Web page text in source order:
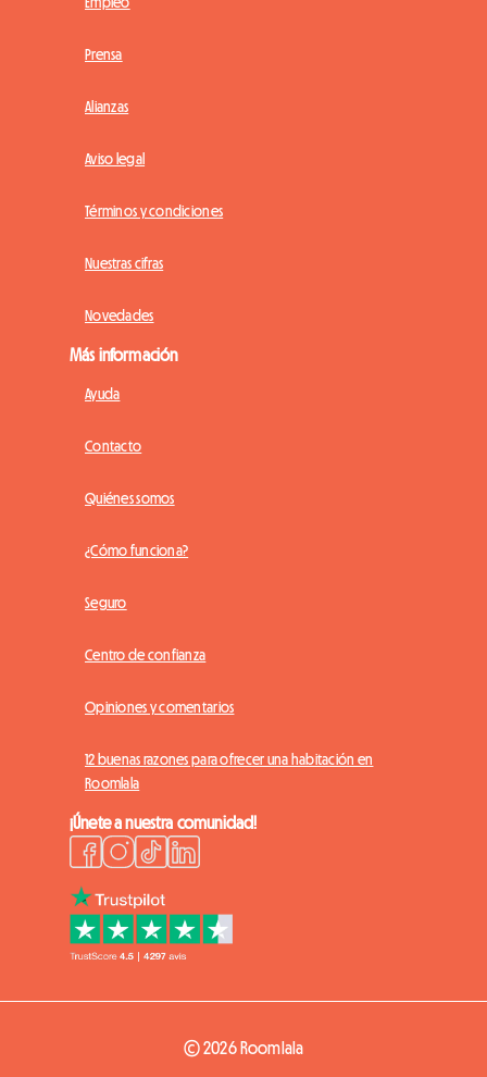
Prensa
Alianzas
Aviso legal
Términos y condiciones
Nuestras cifras
Novedades
Más información
Ayuda
Contacto
Quiénes somos
¿Cómo funciona?
Seguro
Centro de confianza
Opiniones y comentarios
12 buenas razones para ofrecer una habitación en
Roomlala
¡Únete a nuestra comunidad!
© 2026 Roomlala